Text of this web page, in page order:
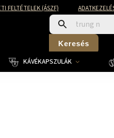
FELTÉTELEK (ÁSZF)
Keresés
KÁVÉKAPSZULÁK